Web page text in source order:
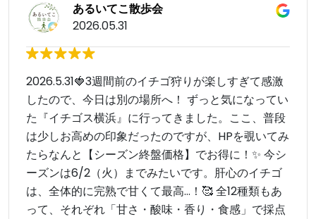
あるいてこ散歩会
2026.05.31
2026.5.31🍓 ​3週間前のイチゴ狩りが楽しすぎて感激
したので、今日は別の場所へ！ ずっと気になってい
た『イチゴス横浜』に行ってきました。 ​ここ、普段
は少しお高めの印象だったのですが、HPを覗いてみ
たらなんと【シーズン終盤価格】でお得に！✨ 今シ
ーズンは6/2（火）までみたいです。 ​肝心のイチゴ
は、全体的に完熟で甘くて最高…！🥰 全12種類もあ
って、それぞれ「甘さ・酸味・香り・食感」で採点